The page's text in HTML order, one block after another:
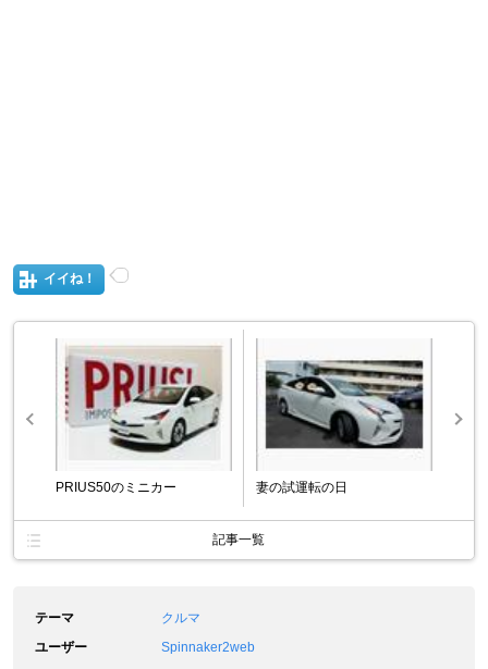
イイね！
PRIUS50のミニカー 妻の試運転の日
記事一覧
テーマ
クルマ
ユーザー
Spinnaker2web